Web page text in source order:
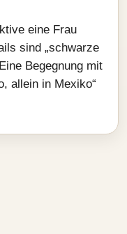
eine Frau
sind „schwarze
Begegnung mit
allein in Mexiko“